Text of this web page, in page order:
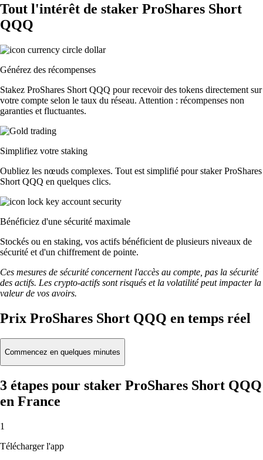
Tout l'intérêt de staker ProShares Short
QQQ
Générez des récompenses
Stakez ProShares Short QQQ pour recevoir des tokens directement sur
votre compte selon le taux du réseau. Attention : récompenses non
garanties et fluctuantes.
Simplifiez votre staking
Oubliez les nœuds complexes. Tout est simplifié pour staker ProShares
Short QQQ en quelques clics.
Bénéficiez d'une sécurité maximale
Stockés ou en staking, vos actifs bénéficient de plusieurs niveaux de
sécurité et d'un chiffrement de pointe.
Ces mesures de sécurité concernent l'accès au compte, pas la sécurité
des actifs. Les crypto-actifs sont risqués et la volatilité peut impacter la
valeur de vos avoirs.
Prix ProShares Short QQQ en temps réel
Commencez en quelques minutes
3 étapes pour staker ProShares Short QQQ
en France
1
Télécharger l'app